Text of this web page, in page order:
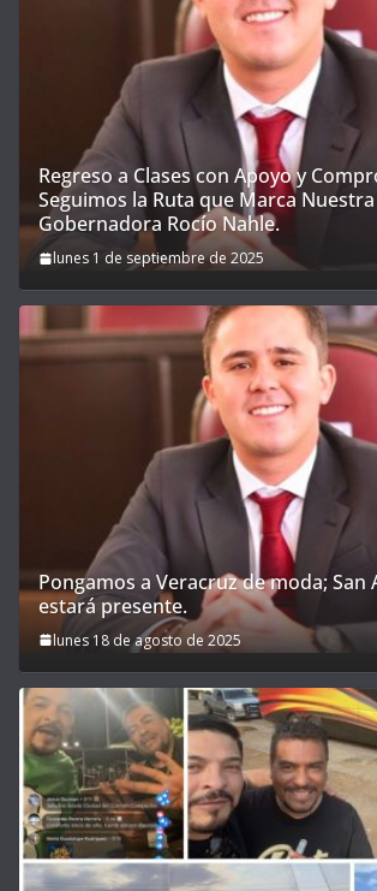
Regreso a Clases con Apoyo y
Seguimos la Ruta que Marca Nuestra
Gobernadora Rocío Nahle.
lunes 1 de septiembre de 2025
Pongamos a Veracruz de moda; San
estará presente.
lunes 18 de agosto de 2025